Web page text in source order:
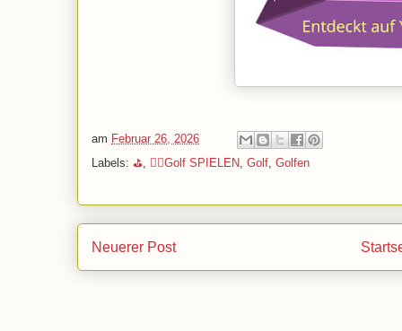
am Februar 26, 2026
Labels: ⛳ 🏌️‍♂️Golf SPIELEN Golf Golfen
Neuerer Post